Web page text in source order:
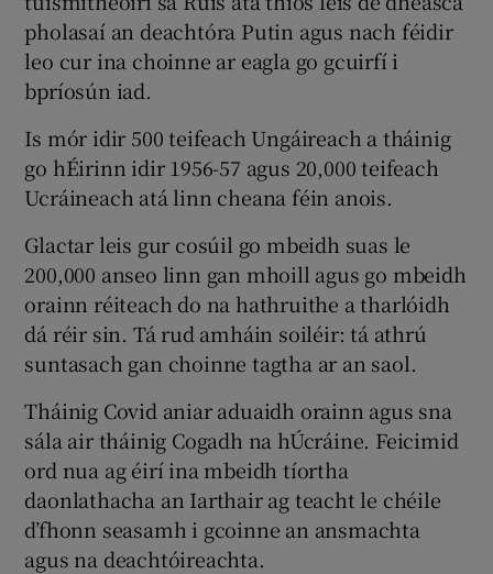
pholasaí an deachtóra Putin agus nach féidir
leo cur ina choinne ar eagla go gcuirfí i
bpríosún iad.
Is mór idir 500 teifeach Ungáireach a tháinig
go hÉirinn idir 1956-57 agus 20,000 teifeach
Ucráineach atá linn cheana féin anois.
Glactar leis gur cosúil go mbeidh suas le
200,000 anseo linn gan mhoill agus go mbeidh
orainn réiteach do na hathruithe a tharlóidh
dá réir sin. Tá rud amháin soiléir: tá athrú
suntasach gan choinne tagtha ar an saol.
Tháinig Covid aniar aduaidh orainn agus sna
sála air tháinig Cogadh na hÚcráine. Feicimid
ord nua ag éirí ina mbeidh tíortha
daonlathacha an Iarthair ag teacht le chéile
d’fhonn seasamh i gcoinne an ansmachta
agus na deachtóireachta.